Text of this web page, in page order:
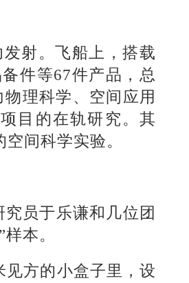
射。飞船上，搭载
件等67件产品，总
理科学、空间应用
目的在轨研究。其
间科学实验。
员于乐谦和几位团
本。
见方的小盒子里，设